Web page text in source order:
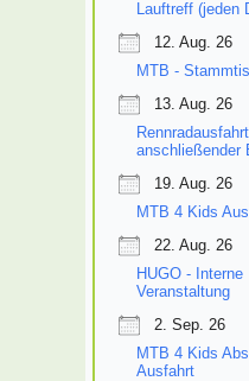
Lauftreff (jeden
12. Aug. 26
MTB -
13. Aug. 26
anschließender
19. Aug. 26
MTB 4 Kids
22. Aug. 26
HUGO - Interne
Veranstaltung
2. Sep. 26
MTB 4 Kids
Ausfahrt